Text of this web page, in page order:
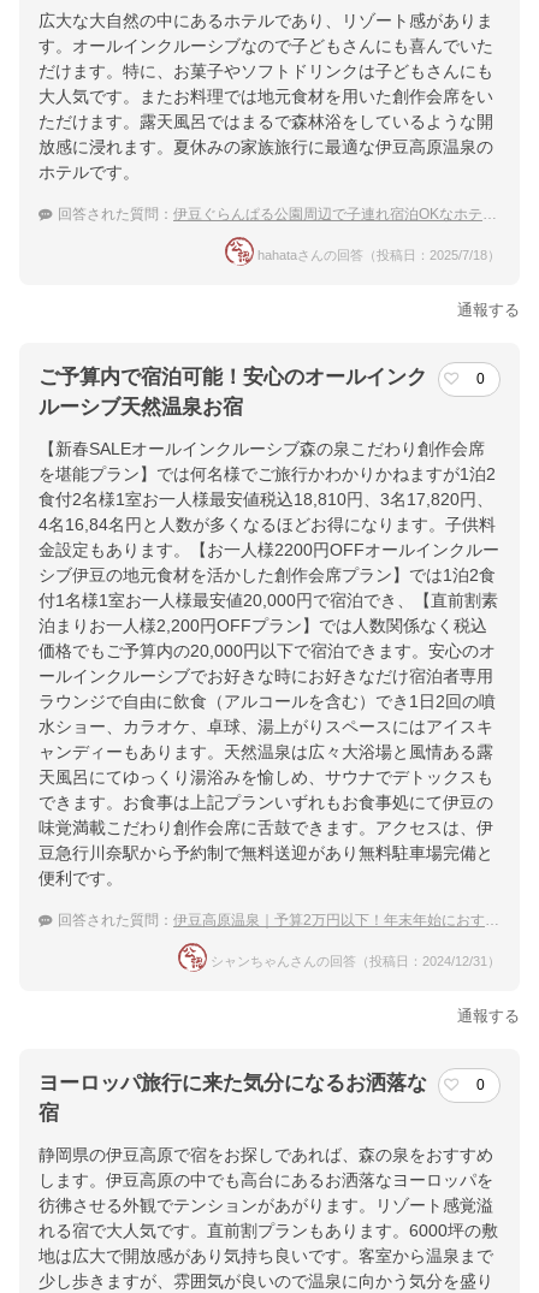
広大な大自然の中にあるホテルであり、リゾート感がありま
す。オールインクルーシブなので子どもさんにも喜んでいた
だけます。特に、お菓子やソフトドリンクは子どもさんにも
大人気です。またお料理では地元食材を用いた創作会席をい
ただけます。露天風呂ではまるで森林浴をしているような開
放感に浸れます。夏休みの家族旅行に最適な伊豆高原温泉の
ホテルです。
回答された質問： 伊豆ぐらんぱる公園周辺で子連れ宿泊OKなホテルのおすすめは？
hahataさんの回答（投稿日：2025/7/18）
通報する
ご予算内で宿泊可能！安心のオールインク
ルーシブ天然温泉お宿
0
【新春SALEオールインクルーシブ森の泉こだわり創作会席
を堪能プラン】では何名様でご旅行かわかりかねますが1泊2
食付2名様1室お一人様最安値税込18,810円、3名17,820円、
4名16,84名円と人数が多くなるほどお得になります。子供料
金設定もあります。【お一人様2200円OFFオールインクルー
シブ伊豆の地元食材を活かした創作会席プラン】では1泊2食
付1名様1室お一人様最安値20,000円で宿泊でき、【直前割素
泊まりお一人様2,200円OFFプラン】では人数関係なく税込
価格でもご予算内の20,000円以下で宿泊できます。安心のオ
ールインクルーシブでお好きな時にお好きなだけ宿泊者専用
ラウンジで自由に飲食（アルコールを含む）でき1日2回の噴
水ショー、カラオケ、卓球、湯上がりスペースにはアイスキ
ャンディーもあります。天然温泉は広々大浴場と風情ある露
天風呂にてゆっくり湯浴みを愉しめ、サウナでデトックスも
できます。お食事は上記プランいずれもお食事処にて伊豆の
味覚満載こだわり創作会席に舌鼓できます。アクセスは、伊
豆急行川奈駅から予約制で無料送迎があり無料駐車場完備と
便利です。
回答された質問： 伊豆高原温泉｜予算2万円以下！年末年始におすすめの安い宿は？
シャンちゃんさんの回答（投稿日：2024/12/31）
通報する
ヨーロッパ旅行に来た気分になるお洒落な
宿
0
静岡県の伊豆高原で宿をお探しであれば、森の泉をおすすめ
します。伊豆高原の中でも高台にあるお洒落なヨーロッパを
彷彿させる外観でテンションがあがります。リゾート感覚溢
れる宿で大人気です。直前割プランもあります。6000坪の敷
地は広大で開放感があり気持ち良いです。客室から温泉まで
少し歩きますが、雰囲気が良いので温泉に向かう気分を盛り